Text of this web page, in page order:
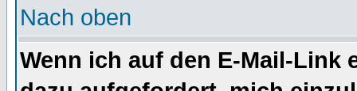
Nach oben
Wenn ich auf den E-Mail-Link